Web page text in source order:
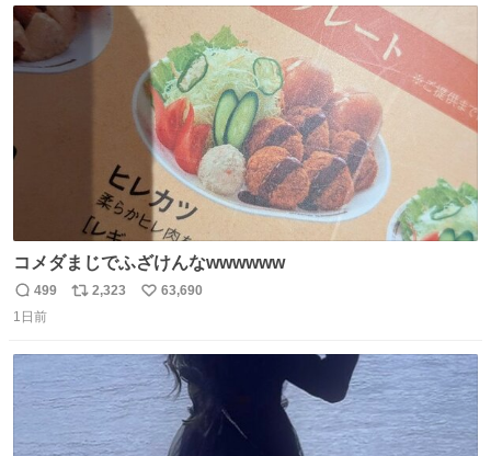
ト
数
コメダまじでふざけんなwwwwww
返
信
499
リ
ト
数
2,323
い
数
63,690
1日前